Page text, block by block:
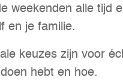
weekenden alle tijd
en je familie.
keuzes zijn voor
hebt en hoe.